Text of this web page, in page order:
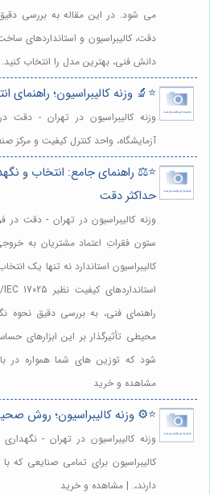
می شود. در این مقاله به بررسی دقیق
دقت، کالیبراسیون و استانداردهای ساخت
دانش فنی، بهترین مدل را انتخاب
⭐️🔬 وزنه کالیبراسیون؛
وزنه کالیبراسیون در تهران - دقت
آزمایشگاه، واحد کنترل کیفیت و
⭐️⚖️ راهنمای جامع: انتخاب و
حداکثر دقت
وزنه کالیبراسیون در تهران - دقت در
ستون فقراتِ اعتماد مشتریان به
کالیبراسیون استاندارد نه تنها یک
راهنمای فنی، به بررسی دقیق نحوه
محیطی تأثیرگذار بر این ابزارهای
شود که توزین های شما همواره در
مشاهده و خرید
⭐️⚙️ وزنه کالیبراسیون؛ روش
وزنه کالیبراسیون در تهران -
کالیبراسیون برای تمامی صنایعی که
دارند،. | مشاهده و خرید